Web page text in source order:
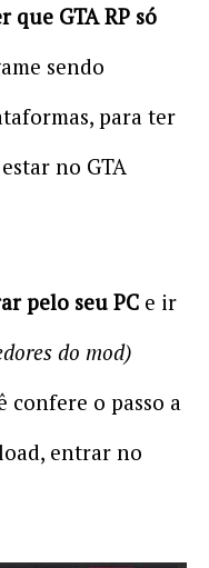
GTA RP só
sendo
para ter
no GTA
pelo seu PC e ir
do mod)
confere o passo a
entrar no